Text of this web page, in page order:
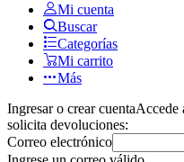
Mi cuenta
Buscar
Categorías
Mi carrito
Más
Ingresar o crear cuentaAccede
solicita devoluciones:
Correo electrónico